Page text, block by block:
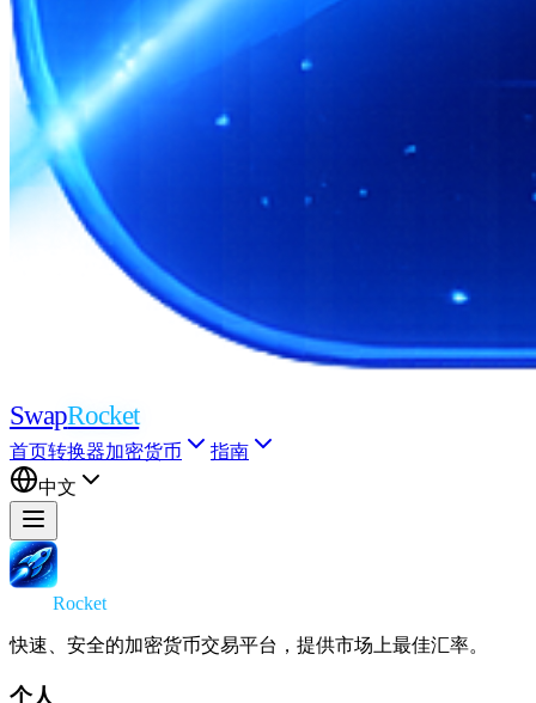
SwapRocket
首页转换器加密货币
指南
中文
Rocket
快速、安全的加密货币交易平台，提供市场上最佳汇率。
个人